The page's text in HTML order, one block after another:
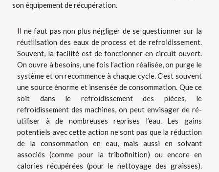
son équipement de récupération.
Il ne faut pas non plus négliger de se questionner sur la
réutilisation des eaux de process et de refroidissement.
Souvent, la facilité est de fonctionner en circuit ouvert.
On ouvre à besoins, une fois l’action réalisée, on purge le
système et on recommence à chaque cycle. C’est souvent
une source énorme et insensée de consommation. Que ce
soit dans le refroidissement des pièces, le
refroidissement des machines, on peut envisager de ré-
utiliser à de nombreuses reprises l’eau. Les gains
potentiels avec cette action ne sont pas que la réduction
de la consommation en eau, mais aussi en solvant
associés (comme pour la tribofinition) ou encore en
calories récupérées (pour le nettoyage des graisses).